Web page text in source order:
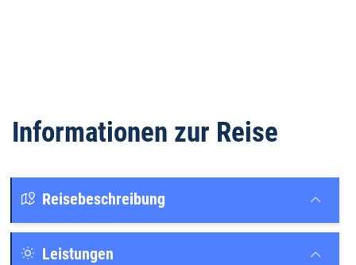
Informationen zur Reise
Reisebeschreibung
Leistungen